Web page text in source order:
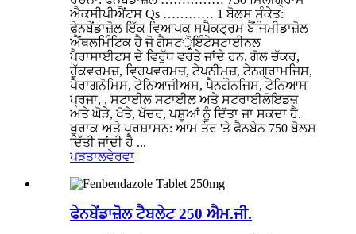
ਐਕਸੀਪੀਐਂਟਸ Qs ………… 1 ਬੋਲਸ ਸੰਕੇਤ:
ਫੇਨਬੇਂਡਾਜ਼ੋਲ ਇੱਕ ਵਿਆਪਕ ਸਪੈਕਟ੍ਰਮ ਬੈਂਜਿਮੀਡਾਜ਼ੋਲ
ਐਂਥਲਮਿੰਟਿਕ ਹੈ ਜੋ ਗੈਸਟਰ੍ੋਇੰਟੇਸਟਾਈਨਲ
ਪੈਰਾਸਾਈਟਸ ਦੇ ਵਿਰੁੱਧ ਵਰਤੇ ਜਾਂਦੇ ਹਨ. ਗੋਲ ਚੱਕਰ,
ਹੁੱਕਵਰਮਜ਼, ਵ੍ਹਿਪਵਰਮਜ਼, ਟੇਪਨੀਮਜ਼, ਟੇਨਗ੍ਰਾਮਜਿਸ,
ਪੈਰਾਗਨੋਮਿਸ, ਟੇਨਿਆਜੀਅਸ, ਪੈਨਗੌਨਜਿਸ, ਟੇਨਿਆਸ
ਪ੍ਰਜਾ, , ਸਟਾਈਲ ਸਟਾਈਲ ਅਤੇ ਸਟਰਾਈਲੋਇਡਜ਼
ਅਤੇ ਘੋੜੇ, ਖੋਤੇ, ਖੱਚਰ, ਪਸ਼ੂਆਂ ਨੂੰ ਦਿੱਤਾ ਜਾ ਸਕਦਾ ਹੈ.
ਖੁਰਾਕ ਅਤੇ ਪ੍ਰਸ਼ਾਸਨ: ਆਮ ਤੌਰ 'ਤੇ ਫੈਨਬੇਨ 750 ਬੋਲਸ
ਦਿੱਤੀ ਜਾਂਦੀ ਹੈ ...
ਪੜਤਾਲਵੇਰਵਾ
ਫੇਨਬੇਂਡਾਜ਼ੋਲ ਟੈਬਲੇਟ 250 ਐਮ.ਜੀ.